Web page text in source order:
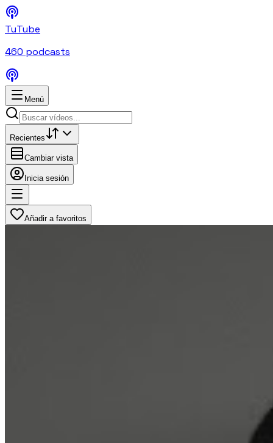
TuTube
460 podcasts
Menú
Recientes
Cambiar vista
Inicia sesión
Añadir a favoritos